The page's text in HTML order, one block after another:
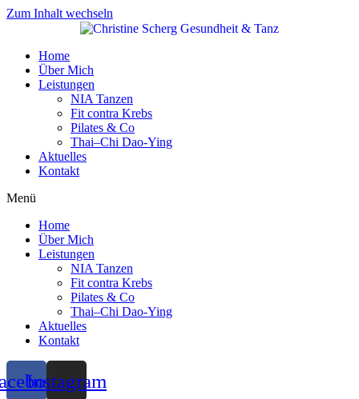
Zum Inhalt wechseln
Home
Über Mich
Leistungen
NIA Tanzen
Fit contra Krebs
Pilates & Co
Thai–Chi Dao-Ying
Aktuelles
Kontakt
Menü
Home
Über Mich
Leistungen
NIA Tanzen
Fit contra Krebs
Pilates & Co
Thai–Chi Dao-Ying
Aktuelles
Kontakt
Instagram